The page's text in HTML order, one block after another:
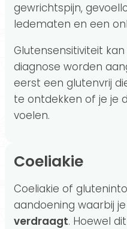
gewrichtspijn,
ledematen en een
Glutensensitiviteit
diagnose worden
eerst een glutenvrij
te ontdekken of je je
voelen.
Coeliakie
Coeliakie of
aandoening waarbij je
verdraagt. Hoewel